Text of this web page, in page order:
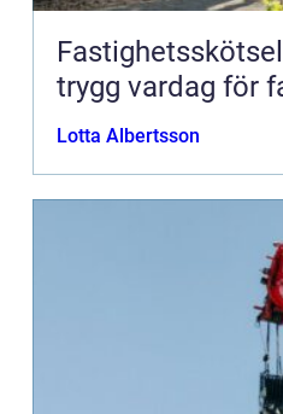
trygg vardag för
Lotta Albertsson